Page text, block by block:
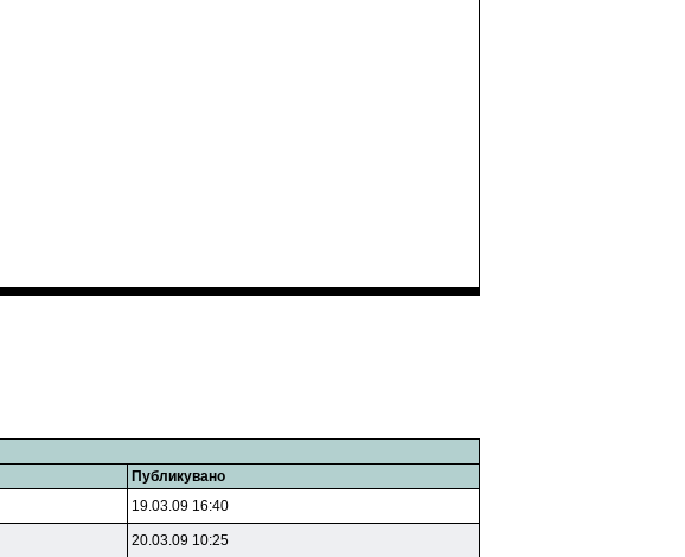
Публикувано
19.03.09 16:40
20.03.09 10:25